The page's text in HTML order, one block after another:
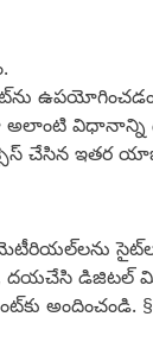
అలాంటి
చేసిన ఇతర
మెటీరియల్‌లను
దయచేసి డిజిటల్
అందించండి. §